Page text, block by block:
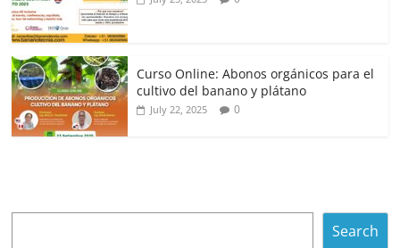
Curso Online: Abonos orgánicos para el
cultivo del banano y plátano
July 22, 2025 0
Search